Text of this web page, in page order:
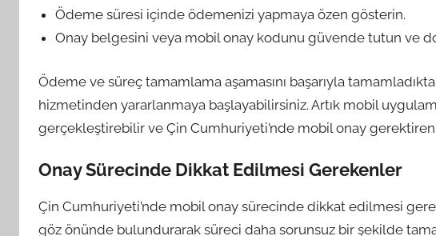
Ödeme süresi içinde ödemenizi yapmaya özen gösterin.
Onay belgesini veya mobil onay kodunu güvende tutun ve
Ödeme ve süreç tamamlama aşamasını başarıyla
hizmetinden yararlanmaya başlayabilirsiniz. Artık mobil
gerçekleştirebilir ve Çin Cumhuriyeti’nde mobil onay
Onay Sürecinde Dikkat Edilmesi Gerekenler
Çin Cumhuriyeti’nde mobil onay sürecinde dikkat edilmesi
göz önünde bulundurarak süreci daha sorunsuz bir şekilde